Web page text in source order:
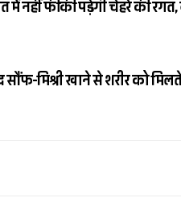
में नहीं फीकी पड़ेगी चेहरे की
मिश्री खाने से शरीर को